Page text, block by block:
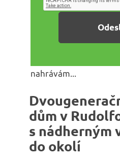
nahrávám...
dům v
s nádherným
do okolí